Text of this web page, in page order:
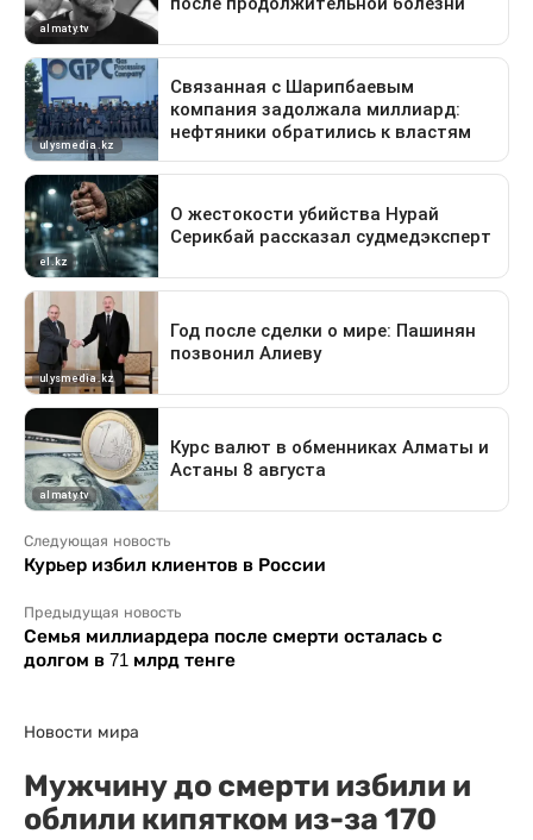
Следующая новость
Курьер избил клиентов в России
Предыдущая новость
Семья миллиардера после смерти осталась с
долгом в 71 млрд тенге
Новости мира
Мужчину до смерти избили и
облили кипятком из-за 170